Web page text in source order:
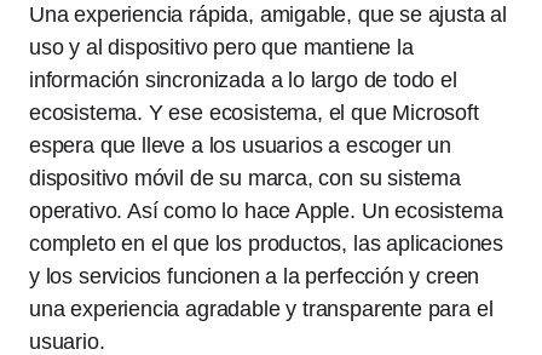
Una experiencia rápida, amigable, que se ajusta al
uso y al dispositivo pero que mantiene la
información sincronizada a lo largo de todo el
ecosistema. Y ese ecosistema, el que Microsoft
espera que lleve a los usuarios a escoger un
dispositivo móvil de su marca, con su sistema
operativo. Así como lo hace Apple. Un ecosistema
completo en el que los productos, las aplicaciones
y los servicios funcionen a la perfección y creen
una experiencia agradable y transparente para el
usuario.